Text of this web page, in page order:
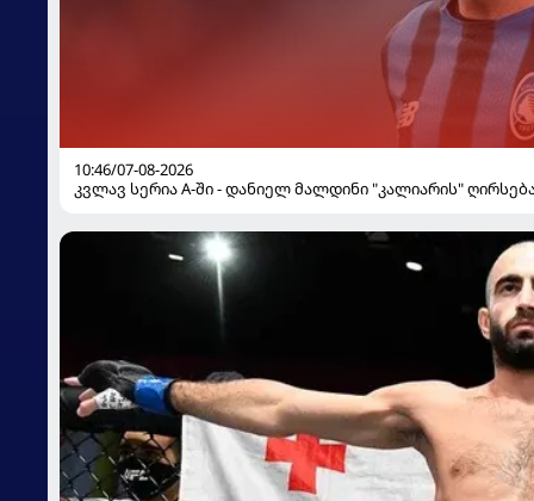
10:46/07-08-2026
კვლავ სერია A-ში - დანიელ მალდინი "კალიარის"